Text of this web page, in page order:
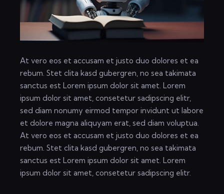
At vero eos et accusam et justo duo dolores et ea
rebum. Stet clita kasd gubergren, no sea takimata
sanctus est Lorem ipsum dolor sit amet. Lorem
ipsum dolor sit amet, consetetur sadipscing elitr,
sed diam nonumy eirmod tempor invidunt ut labore
et dolore magna aliquyam erat, sed diam voluptua.
At vero eos et accusam et justo duo dolores et ea
rebum. Stet clita kasd gubergren, no sea takimata
sanctus est Lorem ipsum dolor sit amet. Lorem
ipsum dolor sit amet, consetetur sadipscing elitr.